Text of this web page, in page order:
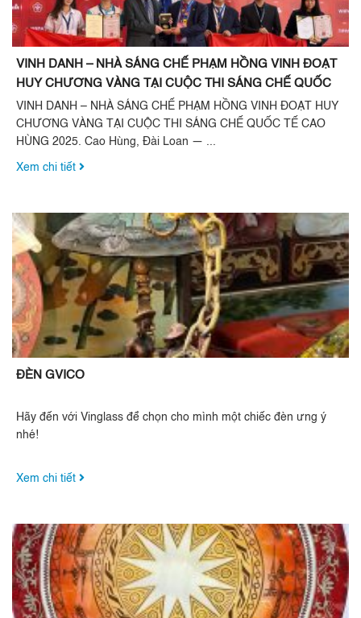
VINH DANH – NHÀ SÁNG CHẾ PHẠM HỒNG VINH ĐOẠT
HUY CHƯƠNG VÀNG TẠI CUỘC THI SÁNG CHẾ QUỐC
TẾ CAO HÙNG 2025
VINH DANH – NHÀ SÁNG CHẾ PHẠM HỒNG VINH ĐOẠT HUY
CHƯƠNG VÀNG TẠI CUỘC THI SÁNG CHẾ QUỐC TẾ CAO
HÙNG 2025. Cao Hùng, Đài Loan — ...
Xem chi tiết
ĐÈN GVICO
Hãy đến với Vinglass để chọn cho mình một chiếc đèn ưng ý
nhé!
Xem chi tiết